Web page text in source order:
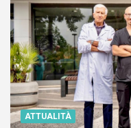
ATTUALITÀ